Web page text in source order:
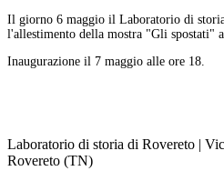
Il giorno 6 maggio il Laboratorio di
l'allestimento della mostra "Gli spostati"
Inaugurazione il 7 maggio alle ore 18.
Laboratorio di storia di Rovereto |
Rovereto (TN)